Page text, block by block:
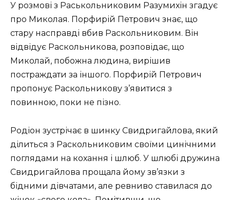
У розмові з Раськольниковим Разумихін згадує
про Миколая. Порфирій Петрович знає, що
стару насправді вбив Раскольниковим. Він
відвідує Раскольникова, розповідає, що
Миколай, побожна людина, вирішив
постраждати за іншого. Порфирій Петрович
пропонує Раскольникову з’явитися з
повинною, поки не пізно.
Родіон зустрічає в шинку Свидригайлова, який
ділиться з Раскольниковим своїми цинічними
поглядами на кохання і шлюб. У шлюбі дружина
Свидригайлова прощала йому зв’язки з
бідними дівчатами, але ревниво ставилася до